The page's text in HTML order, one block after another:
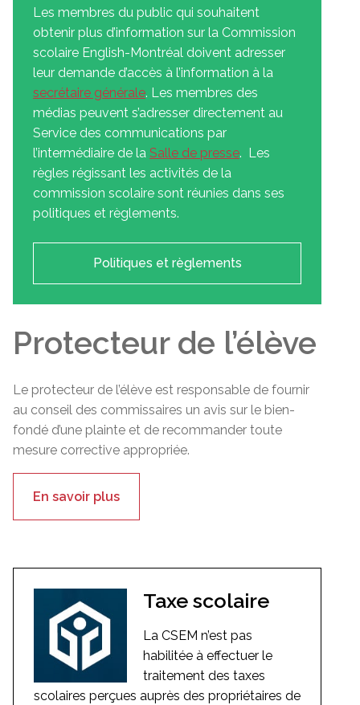
Les membres du public qui souhaitent
obtenir plus d’information sur la Commission
scolaire English-Montréal doivent adresser
leur demande d’accès à l’information à la
secrétaire générale. Les membres des
médias peuvent s’adresser directement au
Service des communications par
l’intermédiaire de la Salle de presse. Les
règles régissant les activités de la
commission scolaire sont réunies dans ses
politiques et règlements.
Politiques et règlements
Protecteur de l’élève
Le protecteur de l’élève est responsable de fournir
au conseil des commissaires un avis sur le bien-
fondé d’une plainte et de recommander toute
mesure corrective appropriée.
En savoir plus
Taxe scolaire
La CSEM n’est pas
habilitée à effectuer le
traitement des taxes
scolaires perçues auprès des propriétaires de